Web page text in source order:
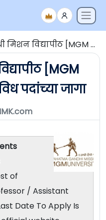
[MGM University] मध्ये विविध पदांच्या जागा
[MGM
पदांच्या जागा
of
/ Assistant
Date To Apply Is